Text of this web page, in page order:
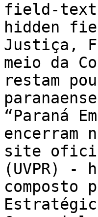
field-
hidden
Justiça,
meio da
restam
“Paraná
encerram
site
(UVPR) -
composto